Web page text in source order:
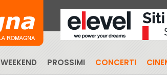
WEEKEND PROSSIMI CONCERTI